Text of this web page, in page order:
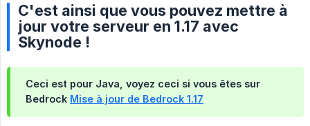
C'est ainsi que vous pouvez mettre à
jour votre serveur en 1.17 avec
Skynode !
Ceci est pour Java, voyez ceci si vous êtes sur
Bedrock Mise à jour de Bedrock 1.17